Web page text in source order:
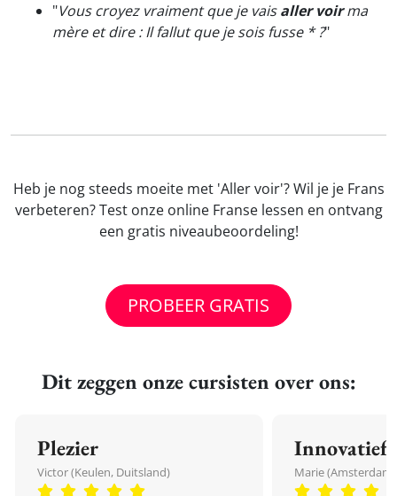
"Vous croyez vraiment que je vaisaller voirma
mère et dire : Il fallut que je sois fusse * ?"
Heb je nog steeds moeite met 'Aller voir'? Wil je je Frans
verbeteren? Test onze online Franse lessen en ontvang
een gratis niveaubeoordeling!
PROBEER GRATIS
Dit zeggen onze cursisten over ons:
Plezier
Victor (Keulen, Duitsland)
Innovatief
Marie